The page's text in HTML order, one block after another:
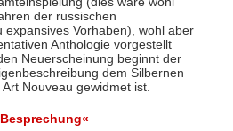
der russischen
expansives Vorhaben), wohl aber
Anthologie vorgestellt
Neuerscheinung beginnt der
dem Silbernen
Nouveau gewidmet ist.